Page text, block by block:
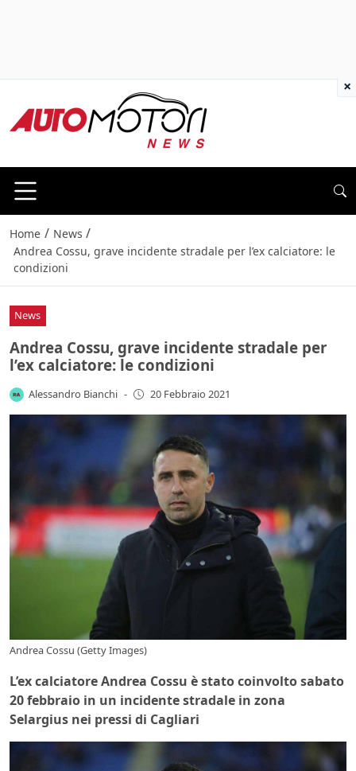
Home / News /
Andrea Cossu, grave incidente stradale per l’ex calciatore: le
condizioni
News
Andrea Cossu, grave incidente stradale per
l’ex calciatore: le condizioni
Alessandro Bianchi - 20 Febbraio 2021
Andrea Cossu (Getty Images)
L’ex calciatore Andrea Cossu è stato coinvolto sabato
20 febbraio in un incidente stradale in zona
Selargius nei pressi di Cagliari
×